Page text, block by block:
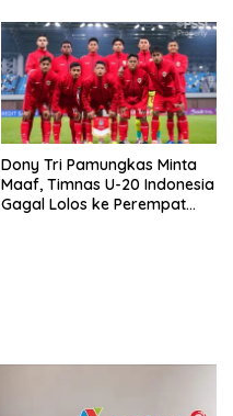
Dony Tri Pamungkas Minta
Maaf, Timnas U-20 Indonesia
Gagal Lolos ke Perempat